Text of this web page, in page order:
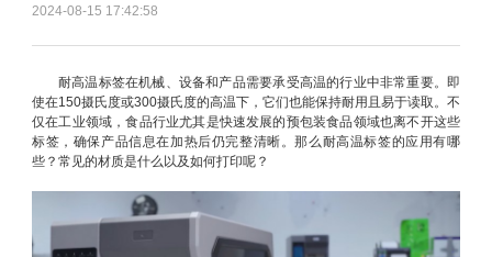
2024-08-15 17:42:58
耐高温标签在机械、设备和产品需要承受高温的行业中非常重要。即
使在150摄氏度或300摄氏度的高温下，它们也能保持耐用且易于读取。不
仅在工业领域，食品行业尤其是快速发展的预包装食品领域也离不开这些
标签，确保产品信息在加热后仍完整清晰。那么耐高温标签的应用有哪
些？常见的材质是什么以及如何打印呢？